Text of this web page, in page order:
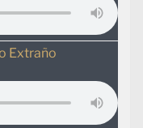
Extraño